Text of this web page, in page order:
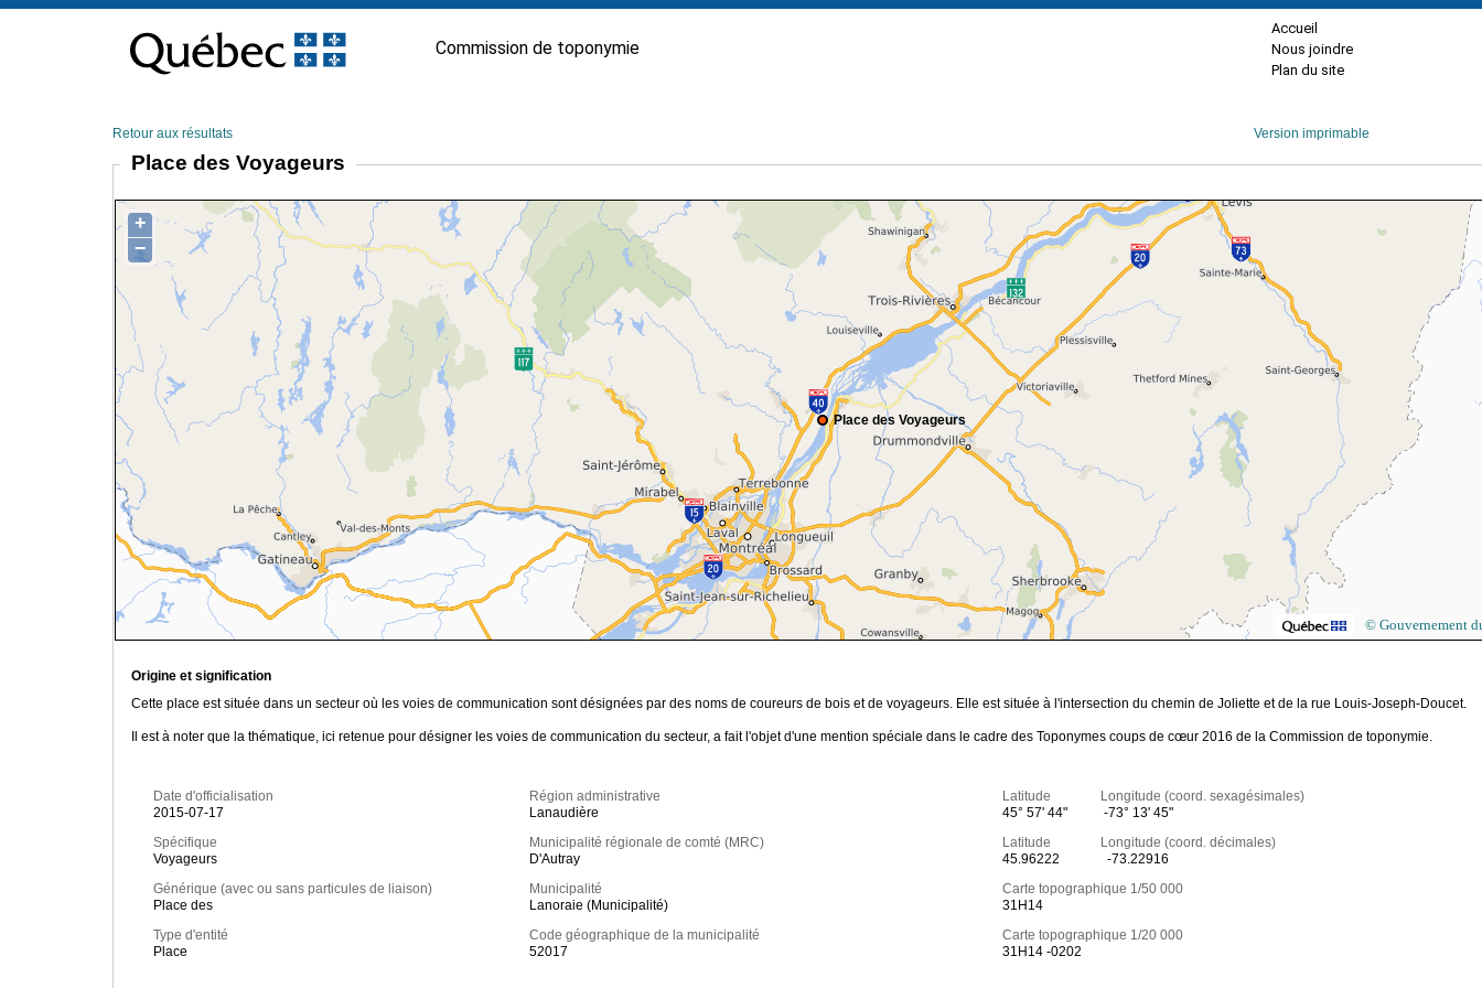
contenu
Commission de toponymie
Accueil
Nous joindre
Plan du site
Retour aux résultats Version imprimable
Place des Voyageurs
Place des Voyageurs
+
−
© Gouvernement
Origine et signification
Cette place est située dans un secteur où les voies de communication sont désignées par des noms de coureurs de bois et de voyageurs. Elle est située à l'intersection du chemin de Joliette et de la rue Louis-Joseph-Doucet.
Il est à noter que la thématique, ici retenue pour désigner les voies de communication du secteur, a fait l'objet d'une mention spéciale dans le cadre des Toponymes coups de cœur 2016 de la Commission de toponymie.
Date d'officialisation
2015-07-17
Spécifique
Voyageurs
Générique (avec ou sans particules de liaison)
Place des
Type d'entité
Place
Région administrative
Lanaudière
Municipalité régionale de comté (MRC)
D'Autray
Municipalité
Lanoraie (Municipalité)
Code géographique de la municipalité
52017
Latitude Longitude (coord. sexagésimales)
45° 57' 44"
-73° 13' 45"
Latitude Longitude (coord. décimales)
45.96222
-73.22916
Carte topographique 1/50 000
31H14
Carte topographique 1/20 000
31H14 -0202